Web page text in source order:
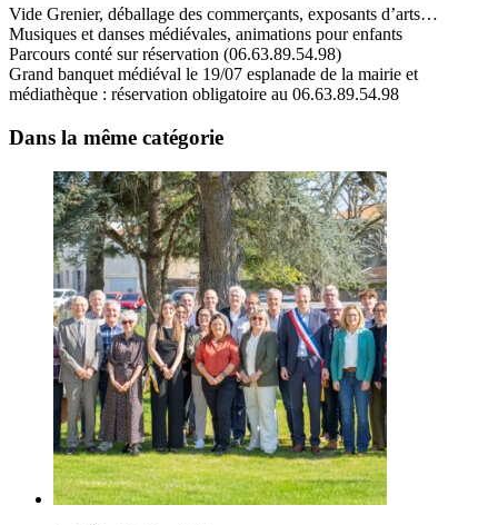
Vide Grenier, déballage des commerçants, exposants d’arts…
Musiques et danses médiévales, animations pour enfants
Parcours conté sur réservation (06.63.89.54.98)
Grand banquet médiéval le 19/07 esplanade de la mairie et
médiathèque : réservation obligatoire au 06.63.89.54.98
Dans la même catégorie